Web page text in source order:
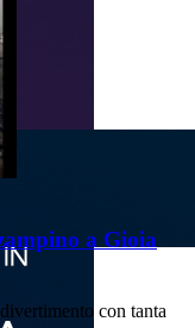
a Gioia
con tanta